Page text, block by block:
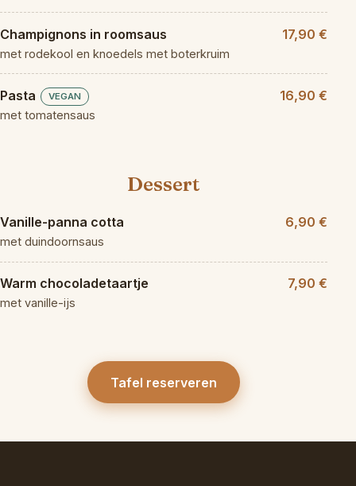
Champignons in roomsaus
met rodekool en knoedels met boterkruim
17,90 €
Pasta VEGAN
met tomatensaus
16,90 €
Dessert
Vanille-panna cotta
met duindoornsaus
6,90 €
Warm chocoladetaartje
met vanille-ijs
7,90 €
Tafel reserveren